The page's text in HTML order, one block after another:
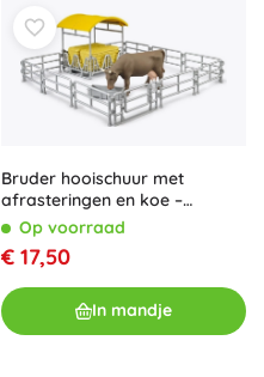
Bruder hooischuur met
afrasteringen en koe –
boerderij-speelset
Op voorraad
€ 17,50
In mandje